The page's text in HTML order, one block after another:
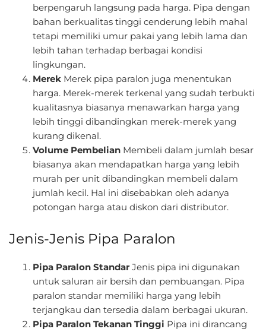
berpengaruh langsung pada harga. Pipa dengan
bahan berkualitas tinggi cenderung lebih mahal
tetapi memiliki umur pakai yang lebih lama dan
lebih tahan terhadap berbagai kondisi
lingkungan.
Merek Merek pipa paralon juga menentukan
harga. Merek-merek terkenal yang sudah terbukti
kualitasnya biasanya menawarkan harga yang
lebih tinggi dibandingkan merek-merek yang
kurang dikenal.
Volume Pembelian Membeli dalam jumlah besar
biasanya akan mendapatkan harga yang lebih
murah per unit dibandingkan membeli dalam
jumlah kecil. Hal ini disebabkan oleh adanya
potongan harga atau diskon dari distributor.
Jenis-Jenis Pipa Paralon
Pipa Paralon Standar Jenis pipa ini digunakan
untuk saluran air bersih dan pembuangan. Pipa
paralon standar memiliki harga yang lebih
terjangkau dan tersedia dalam berbagai ukuran.
Pipa Paralon Tekanan Tinggi Pipa ini dirancang